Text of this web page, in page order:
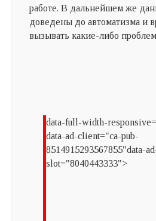
работе. В дальнейшем же
доведены до автоматизма и
вызывать какие-либо
data-full-width-
data-ad-client="ca-pub-
8514915293567855"data-
slot="8040443333">